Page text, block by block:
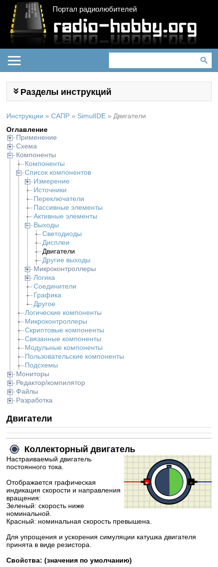
Портал радиолюбителей
Разделы инструкций
Инструкции » САПР » SimulIDE » Двигатели
Оглавление
Применение
Схема
Компоненты
Компоненты
Список компонентов
Измерение
Источники
Переключатели
Пассивные элементы
Активные элементы
Выходы
Светодиоды
Дисплеи
Двигатели
Другие выходы
Микроконтроллеры
Логика
Соединители
Графика
Другое
Логические компоненты
Микроконтроллеры
Скриптовые компоненты
Связанные компоненты
Модульные компоненты
Пользовательские компоненты
Подсхемы
Мониторы
Редактор/компилятор
Файлы
Разработка
Двигатели
Коллекторный двигатель
Настраиваемый двигатель
постоянного тока.
Отображается графическая
индикация скорости и направления
вращения:
Зеленый: скорость ниже
номинальной.
Красный: номинальная скорость превышена.
Для упрощения и ускорения симуляции катушка двигателя
принята в виде резистора.
Свойства: (значения по умолчанию)